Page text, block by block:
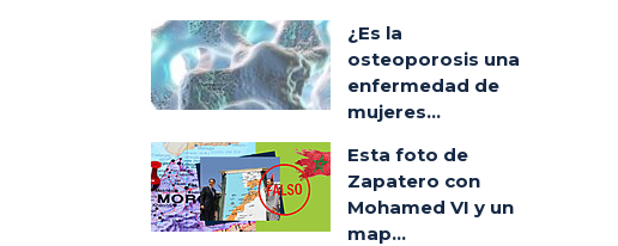
¿Es la
osteoporosis una
enfermedad de
mujeres...
Esta foto de
Zapatero con
Mohamed VI y un
map...